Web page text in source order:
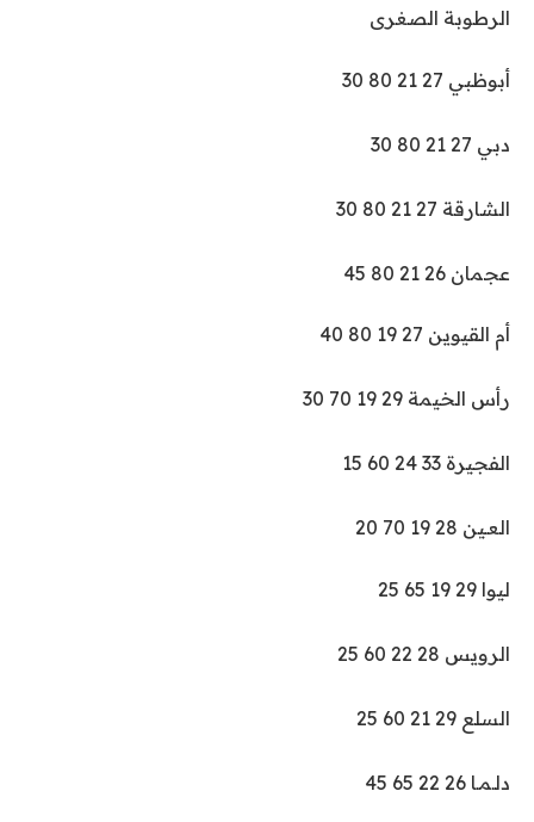
الرطوبة الصغرى
أبوظبي 27 21 80 30
دبي 27 21 80 30
الشارقة 27 21 80 30
عجمان 26 21 80 45
أم القيوين 27 19 80 40
رأس الخيمة 29 19 70 30
الفجيرة 33 24 60 15
العـين 28 19 70 20
ليوا 29 19 65 25
الرويس 28 22 60 25
السلع 29 21 60 25
دلـمـا 26 22 65 45